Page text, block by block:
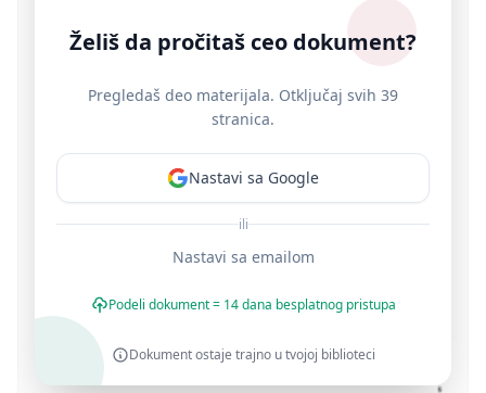
Želiš da pročitaš ceo dokument?
Pregledaš deo materijala. Otključaj svih 39
stranica.
Nastavi sa Google
ili
Nastavi sa emailom
Podeli dokument = 14 dana besplatnog pristupa
Dokument ostaje trajno u tvojoj biblioteci